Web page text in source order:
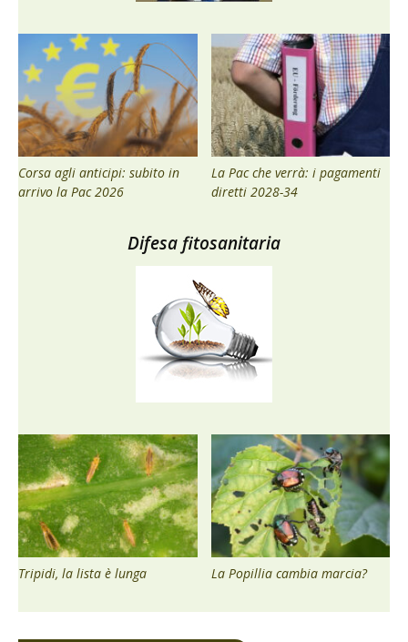
Corsa agli anticipi: subito in
arrivo la Pac 2026
La Pac che verrà: i pagamenti
diretti 2028-34
Difesa fitosanitaria
Tripidi, la lista è lunga La Popillia cambia marcia?